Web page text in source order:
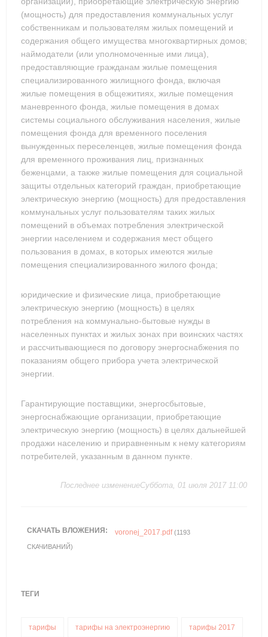
(мощность) для предоставления коммунальных услуг
собственникам и пользователям жилых помещений и
содержания общего имущества многоквартирных домов;
наймодатели (или уполномоченные ими лица),
предоставляющие гражданам жилые помещения
специализированного жилищного фонда, включая
жилые помещения в общежитиях, жилые помещения
маневренного фонда, жилые помещения в домах
системы социального обслуживания населения, жилые
помещения фонда для временного поселения
вынужденных переселенцев, жилые помещения фонда
для временного проживания лиц, признанных
беженцами, а также жилые помещения для социальной
защиты отдельных категорий граждан, приобретающие
электрическую энергию (мощность) для предоставления
коммунальных услуг пользователям таких жилых
помещений в объемах потребления электрической
энергии населением и содержания мест общего
пользования в домах, в которых имеются жилые
помещения специализированного жилого фонда;
юридические и физические лица, приобретающие
электрическую энергию (мощность) в целях
потребления на коммунально-бытовые нужды в
населенных пунктах и жилых зонах при воинских частях
и рассчитывающиеся по договору энергоснабжения по
показаниям общего прибора учета электрической
энергии.
Гарантирующие поставщики, энергосбытовые,
энергоснабжающие организации, приобретающие
электрическую энергию (мощность) в целях дальнейшей
продажи населению и приравненным к нему категориям
потребителей, указанным в данном пункте.
Последнее изменениеСуббота, 01 июля 2017 11:00
СКАЧАТЬ ВЛОЖЕНИЯ: voronej_2017.pdf(1193
СКАЧИВАНИЙ)
ТЕГИ
тарифы тарифы на электроэнергию тарифы 2017